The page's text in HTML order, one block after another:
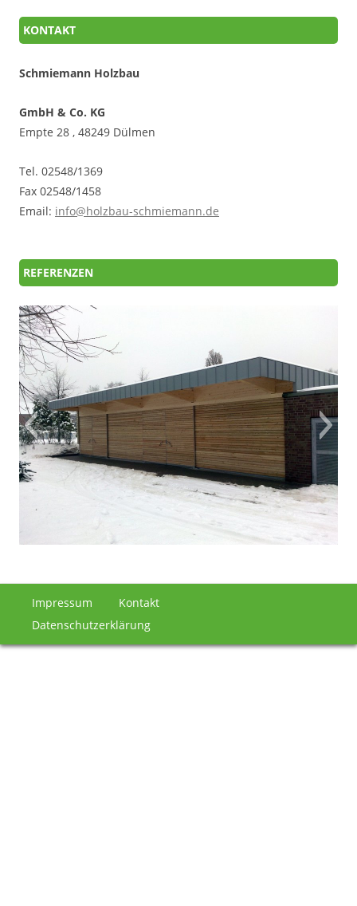
KONTAKT
Schmiemann Holzbau
GmbH & Co. KG
Empte 28 , 48249 Dülmen
Tel. 02548/1369
Fax 02548/1458
Email: info@holzbau-schmiemann.de
REFERENZEN
Impressum
Kontakt
Datenschutzerklärung